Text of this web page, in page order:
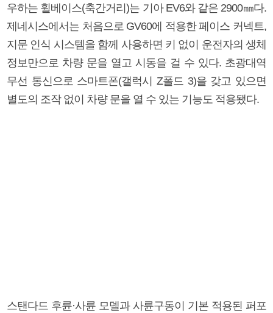
우하는 휠베이스(축간거리)는 기아 EV6와 같은 2900㎜다.
제네시스에서는 처음으로 GV60에 적용한 페이스 커넥트,
지문 인식 시스템을 함께 사용하면 키 없이 운전자의 생체
정보만으로 차량 문을 열고 시동을 걸 수 있다. 초광대역
무선 통신으로 스마트폰(갤럭시 Z폴드 3)을 갖고 있으면
별도의 조작 없이 차량 문을 열 수 있는 기능도 적용됐다.
스탠다드 후륜·사륜 모델과 사륜구동이 기본 적용된 퍼포